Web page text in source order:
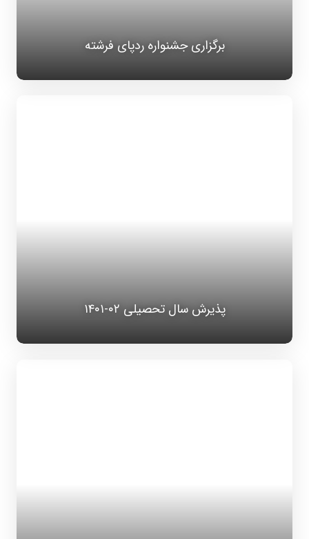
برگزاری جشنواره ردپای فرشته
پذیرش سال تحصیلی ۰۲-۱۴۰۱